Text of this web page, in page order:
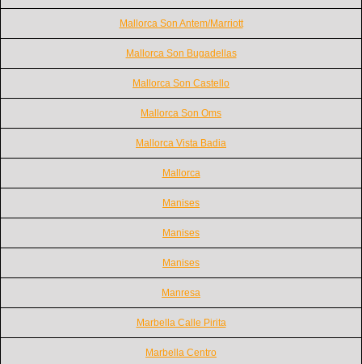
Mallorca Son Antem/Marriott
Mallorca Son Bugadellas
Mallorca Son Castello
Mallorca Son Oms
Mallorca Vista Badia
Mallorca
Manises
Manises
Manises
Manresa
Marbella Calle Pirita
Marbella Centro